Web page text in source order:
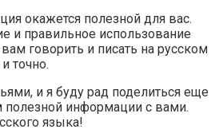
окажется полезной для вас.
и правильное использование
говорить и писать на русском
точно.
и я буду рад поделиться еще
информации с вами.
языка!